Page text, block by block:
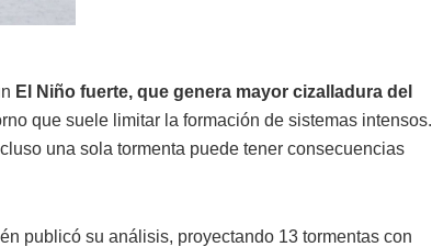
El Niño fuerte, que genera mayor cizalladura del
que suele limitar la formación de sistemas intensos.
una sola tormenta puede tener consecuencias
publicó su análisis, proyectando 13 tormentas con